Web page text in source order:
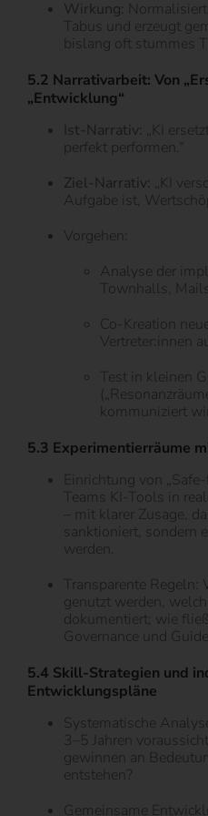
Wirkung:
Tabus und erzeugt
bislang oft stummes
5.2 Narrativarbeit: Von
„Entwicklung“
Ist-Narrativ: „KI
perfekt performen.“
Ziel-Narrativ: „KI
Aufgabe ist,
Vorgehen:
Analyse der
Townhalls,
Co-Kreation
Vertreter:innen
Test in kleinen
kommuniziert
5.3 Experimentierräume
Einrichtung von
Teams KI-Tools in
– mit klarer Zusage,
sanktioniert, sondern
werden.
Transparente Regeln:
genutzt werden,
dokumentiert; wie
Governance und
5.4 Skill-Strategien und
Entwicklungspläne
Systematische
3–5 Jahren
gewinnen an
entstehen?
Gemeinsame